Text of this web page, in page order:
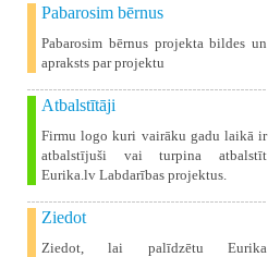
Pabarosim bērnus
Pabarosim bērnus projekta bildes un
apraksts par projektu
Atbalstītāji
Firmu logo kuri vairāku gadu laikā ir
atbalstījuši vai turpina atbalstīt
Eurika.lv Labdarības projektus.
Ziedot
Ziedot, lai palīdzētu Eurika